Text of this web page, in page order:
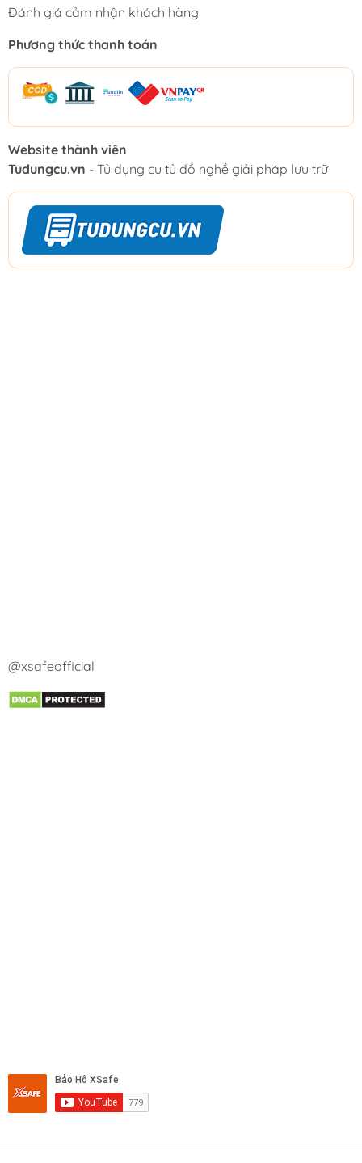
Đánh giá cảm nhận khách hàng
Phương thức thanh toán
Website thành viên
Tudungcu.vn - Tủ dụng cụ tủ đồ nghề giải pháp lưu trữ
@xsafeofficial